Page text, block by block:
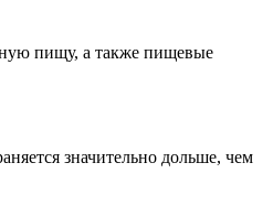
пищу, а также пищевые
значительно дольше, чем